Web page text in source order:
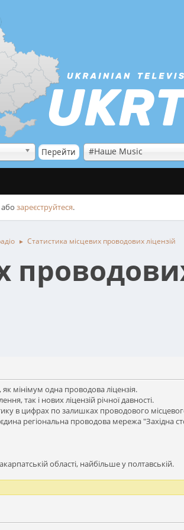
#Наше Music
або зареєструйтеся.
► Статистика місцевих проводових ліцензій
мінімум одна проводова ліцензія.
так і нових ліцензій річної давності.
в цифрах по залишках проводового
регіональна проводова мережа "Західна
області, найбільше у полтавській.